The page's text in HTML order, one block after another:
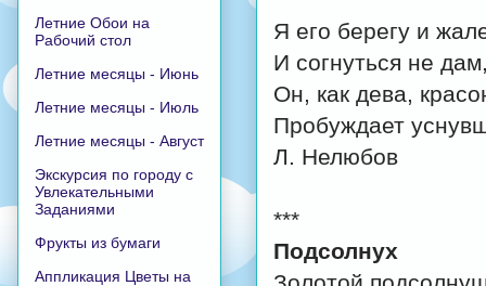
Я его берегу и
И согнуться не
Он, как дева,
Пробуждает
Л. Нелюбов
***
Подсолнух
Летние Обои на
Рабочий стол
Летние месяцы - Июнь
Летние месяцы - Июль
Летние месяцы - Август
Экскурсия по городу с
Увлекательными
Заданиями
Фрукты из бумаги
Аппликация Цветы на